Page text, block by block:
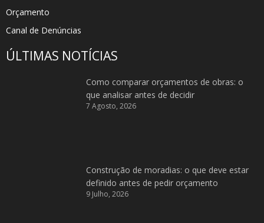
Orçamento
Canal de Denúncias
ÚLTIMAS NOTÍCIAS
Como comparar orçamentos de obras: o
que analisar antes de decidir
7 Agosto, 2026
Construção de moradias: o que deve estar
definido antes de pedir orçamento
9 Julho, 2026